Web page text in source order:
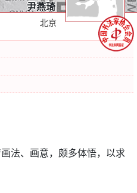
尹燕琦
北京
法、画意，颇多体悟，以求